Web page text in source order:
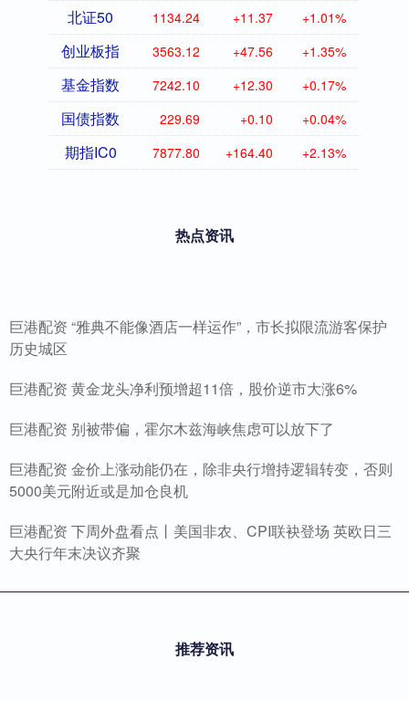
北证50 1134.24 +11.37 +1.01%
创业板指 3563.12 +47.56 +1.35%
基金指数 7242.10 +12.30 +0.17%
国债指数 229.69 +0.10 +0.04%
期指IC0 7877.80 +164.40 +2.13%
热点资讯
巨港配资 “雅典不能像酒店一样运作”，市长拟限流游客保护
历史城区
巨港配资 黄金龙头净利预增超11倍，股价逆市大涨6%
巨港配资 别被带偏，霍尔木兹海峡焦虑可以放下了
巨港配资 金价上涨动能仍在，除非央行增持逻辑转变，否则
5000美元附近或是加仓良机
巨港配资 下周外盘看点丨美国非农、CPI联袂登场 英欧日三
大央行年末决议齐聚
推荐资讯